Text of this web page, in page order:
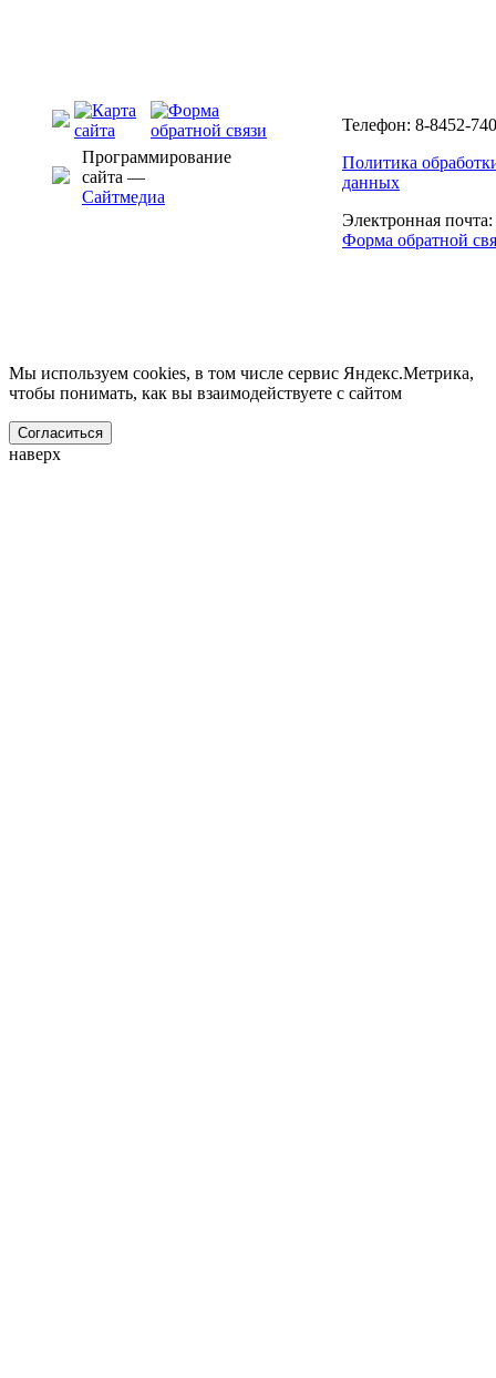
Программирование
сайта —
Сайтмедиа
Телефон: 8-8452-
Политика
данных
Электронная почта:
Форма обратной
Мы используем cookies, в том числе сервис Яндекс.Метрика,
чтобы понимать, как вы взаимодействуете с сайтом
Согласиться
наверх